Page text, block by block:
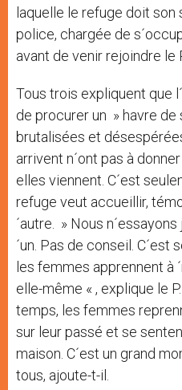
laquelle le refuge doit son
police, chargée de
avant de venir rejoindre le
Tous trois expliquent que
de procurer un » havre
brutalisées et
arrivent n´ont pas à
elles viennent. C´est
refuge veut accueillir,
´autre. » Nous
´un. Pas de conseil. C´est
les femmes apprennent à
elle-même « , explique le
temps, les femmes
sur leur passé et se
maison. C´est un grand
tous, ajoute-t-il.